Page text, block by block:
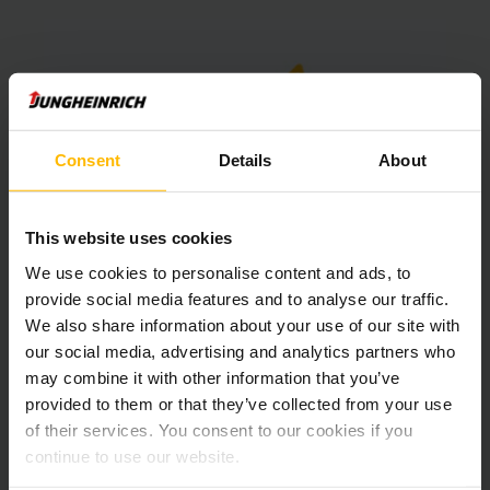
Consent Details About
This website uses cookies
We use cookies to personalise content and ads, to
provide social media features and to analyse our traffic.
We also share information about your use of our site with
our social media, advertising and analytics partners who
may combine it with other information that you’ve
provided to them or that they’ve collected from your use
of their services. You consent to our cookies if you
continue to use our website.
Räätälöity automaattinen lavavarasto
tarpeisiisi
Kaikki yhdestä lähteestä: Jungheinrich toimittaa sinulle
pääurakoitsijana kaikki komponentit, joita tarvitset
automaattiseen kuormalavavarastoon. Tuemme sinua
alkuperäisestä ideasta automatisoidun järjestelmän